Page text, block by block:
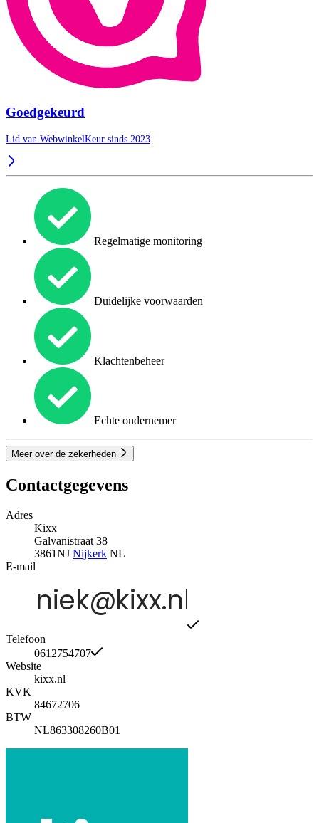
Goedgekeurd
Lid van WebwinkelKeur sinds 2023
Regelmatige monitoring
Duidelijke voorwaarden
Klachtenbeheer
Echte ondernemer
Meer over de zekerheden
Contactgegevens
Adres
Kixx
Galvanistraat 38
3861NJ Nijkerk NL
E-mail
Telefoon
0612754707
Website
kixx.nl
KVK
84672706
BTW
NL863308260B01